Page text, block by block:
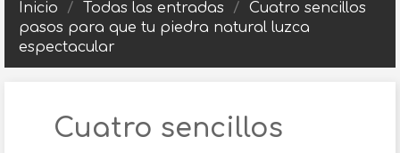
Inicio Todas las entradas
Cuatro sencillos
pasos para que tu piedra natural luzca
espectacular
Cuatro sencillos